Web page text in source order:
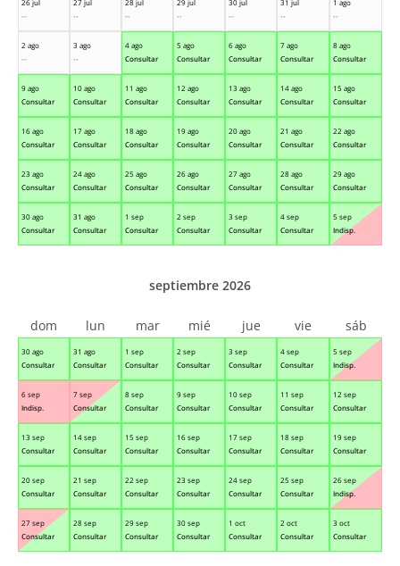
26 jul
--
27 jul
--
28 jul
--
29 jul
--
30 jul
--
31 jul
--
1 ago
--
2 ago
--
3 ago
--
4 ago
Consultar
5 ago
Consultar
6 ago
Consultar
7 ago
Consultar
8 ago
Consultar
9 ago
Consultar
10 ago
Consultar
11 ago
Consultar
12 ago
Consultar
13 ago
Consultar
14 ago
Consultar
15 ago
Consultar
16 ago
Consultar
17 ago
Consultar
18 ago
Consultar
19 ago
Consultar
20 ago
Consultar
21 ago
Consultar
22 ago
Consultar
23 ago
Consultar
24 ago
Consultar
25 ago
Consultar
26 ago
Consultar
27 ago
Consultar
28 ago
Consultar
29 ago
Consultar
30 ago
Consultar
31 ago
Consultar
1 sep
Consultar
2 sep
Consultar
3 sep
Consultar
4 sep
Consultar
5 sep
Indisp.
30 ago
Consultar
31 ago
Consultar
1 sep
Consultar
2 sep
Consultar
3 sep
Consultar
4 sep
Consultar
5 sep
Indisp.
6 sep
Indisp.
7 sep
Consultar
8 sep
Consultar
9 sep
Consultar
10 sep
Consultar
11 sep
Consultar
12 sep
Consultar
13 sep
Consultar
14 sep
Consultar
15 sep
Consultar
16 sep
Consultar
17 sep
Consultar
18 sep
Consultar
19 sep
Consultar
20 sep
Consultar
21 sep
Consultar
22 sep
Consultar
23 sep
Consultar
24 sep
Consultar
25 sep
Consultar
26 sep
Indisp.
27 sep
Consultar
28 sep
Consultar
29 sep
Consultar
30 sep
Consultar
1 oct
Consultar
2 oct
Consultar
3 oct
Consultar
septiembre 2026
dom lun mar mié jue vie sáb